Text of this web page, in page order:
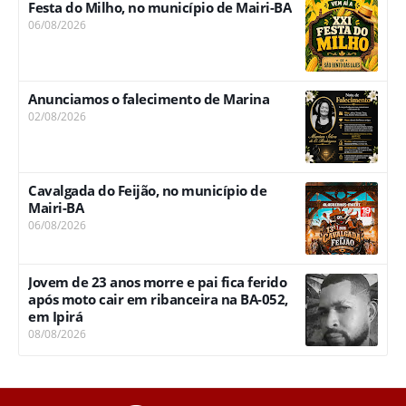
Festa do Milho, no município de Mairi-BA
06/08/2026
Anunciamos o falecimento de Marina
02/08/2026
Cavalgada do Feijão, no município de
Mairi-BA
06/08/2026
Jovem de 23 anos morre e pai fica ferido
após moto cair em ribanceira na BA-052,
em Ipirá
08/08/2026